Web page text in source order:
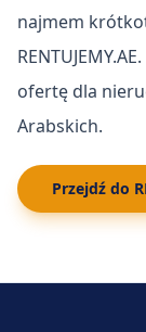
najmem
ofertę dla
Arabskich.
Przejdź do